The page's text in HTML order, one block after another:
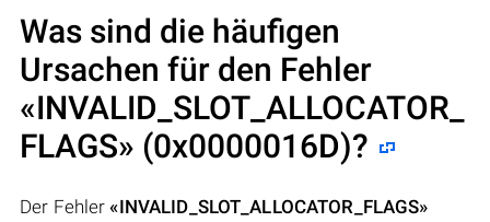
Was sind die häufigen
Ursachen für den Fehler
«INVALID_SLOT_ALLOCATOR_
FLAGS» (0x0000016D)?
Der Fehler«INVALID_SLOT_ALLOCATOR_FLAGS»